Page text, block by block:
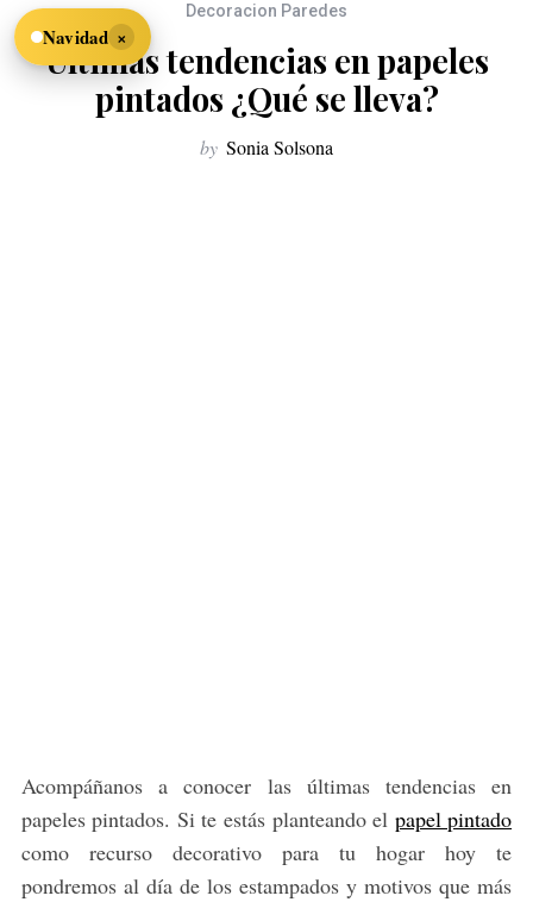
Decoracion Paredes
Últimas tendencias en papeles
pintados ¿Qué se lleva?
by Sonia Solsona
Acompáñanos a conocer las últimas tendencias en
papeles pintados. Si te estás planteando el papel pintado
como recurso decorativo para tu hogar hoy te
pondremos al día de los estampados y motivos que más
Navidad ×